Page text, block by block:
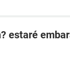
estaré